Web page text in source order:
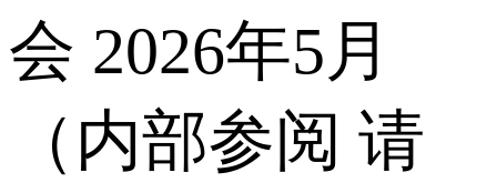
会 2026年5月
（内部参阅 请